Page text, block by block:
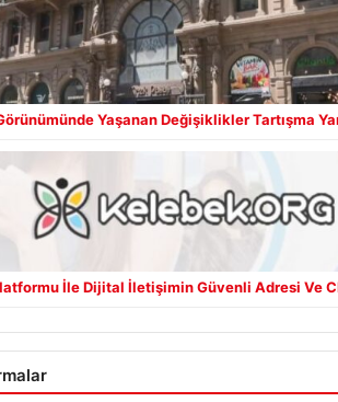
Yaşanan Değişiklikler Tartışma
İle Dijital İletişimin Güvenli Adresi Ve